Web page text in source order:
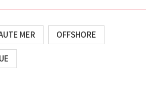
MER OFFSHORE